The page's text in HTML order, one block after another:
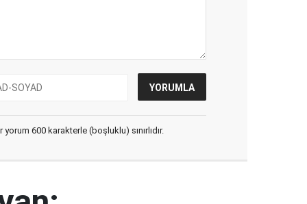
600 karakterle (boşluklu) sınırlıdır.